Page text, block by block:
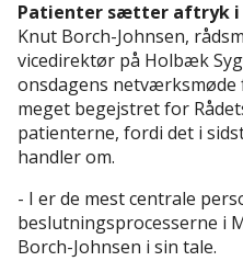
Patienter sætter aftryk i
Knut Borch-Johnsen,
vicedirektør på Holbæk
onsdagens
meget begejstret for
patienterne, fordi det i
handler om.
- I er de mest centrale
beslutningsprocesserne i
Borch-Johnsen i sin tale.